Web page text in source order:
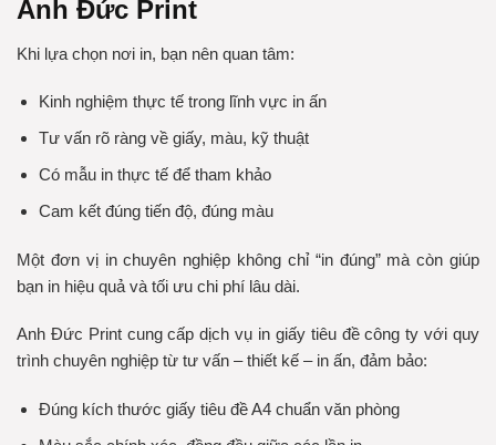
Anh Đức Print
Khi lựa chọn nơi in, bạn nên quan tâm:
Kinh nghiệm thực tế trong lĩnh vực in ấn
Tư vấn rõ ràng về giấy, màu, kỹ thuật
Có mẫu in thực tế để tham khảo
Cam kết đúng tiến độ, đúng màu
Một đơn vị in chuyên nghiệp không chỉ “in đúng” mà còn giúp
bạn in hiệu quả và tối ưu chi phí lâu dài.
Anh Đức Print cung cấp dịch vụ in giấy tiêu đề công ty với quy
trình chuyên nghiệp từ tư vấn – thiết kế – in ấn, đảm bảo:
Đúng kích thước giấy tiêu đề A4 chuẩn văn phòng